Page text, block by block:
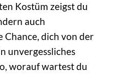
Kostüm zeigst du
auch
Chance, dich von der
unvergessliches
worauf wartest du